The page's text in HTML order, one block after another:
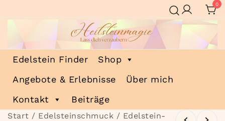
Inhalt
0
Heilsteinmagie
Lass dich verzaubern
Edelstein Finder
Shop
Angebote & Erlebnisse
Über mich
Kontakt
Beiträge
Start / Edelsteinschmuck / Edelstein-